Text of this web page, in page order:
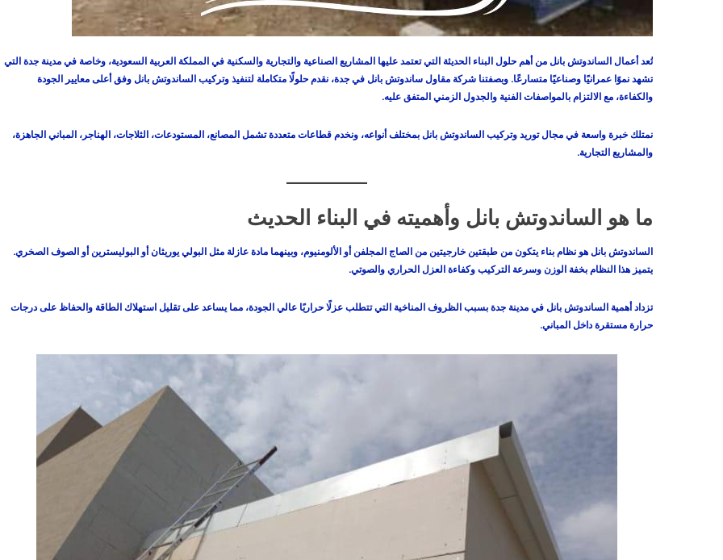
تُعد أعمال الساندوتش بانل من أهم حلول البناء الحديثة التي تعتمد عليها المشاريع الصناعية والتجارية والسكنية في المملكة العربية السعودية، وخاصة في مدينة جدة التي
تشهد نموًا عمرانيًا وصناعيًا متسارعًا. وبصفتنا شركة مقاول ساندوتش بانل في جدة، نقدم حلولًا متكاملة لتنفيذ وتركيب الساندوتش بانل وفق أعلى معايير الجودة
والكفاءة، مع الالتزام بالمواصفات الفنية والجدول الزمني المتفق عليه.
نمتلك خبرة واسعة في مجال توريد وتركيب الساندوتش بانل بمختلف أنواعه، ونخدم قطاعات متعددة تشمل المصانع، المستودعات، الثلاجات، الهناجر، المباني الجاهزة،
والمشاريع التجارية.
ما هو الساندوتش بانل وأهميته في البناء الحديث
الساندوتش بانل هو نظام بناء يتكون من طبقتين خارجيتين من الصاج المجلفن أو الألومنيوم، وبينهما مادة عازلة مثل البولي يوريثان أو البوليسترين أو الصوف الصخري.
يتميز هذا النظام بخفة الوزن وسرعة التركيب وكفاءة العزل الحراري والصوتي.
تزداد أهمية الساندوتش بانل في مدينة جدة بسبب الظروف المناخية التي تتطلب عزلًا حراريًا عالي الجودة، مما يساعد على تقليل استهلاك الطاقة والحفاظ على درجات
حرارة مستقرة داخل المباني.